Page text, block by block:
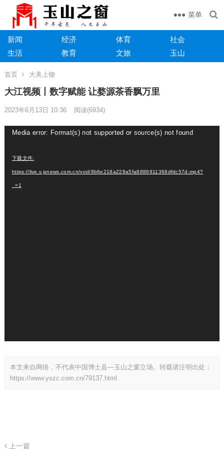
菜单
新闻 经济 体育
社会
生活
教育 文旅 玉山
首页 大美上饶
大江视频丨数字赋能 让婺源茶香飘万里
2023年6月13日 10:36 阅读(6934)
播
放
器
Media error: Format(s) not supported or source(s) not found
下载文件:
https://live.v.jxnews.com.cn/vod/9b6e218a228a5fa8886911368dfdc57d.mp4?
_=1
本文来自网络，不代表中国博士县—玉山之窗立场。转载请注明出处：
https://www.yszc.com.cn/79137.html
上一篇